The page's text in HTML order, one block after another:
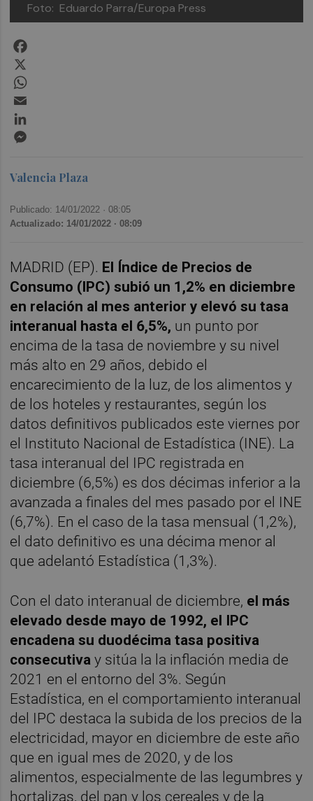
Foto: Eduardo Parra/Europa Press
Valencia Plaza
Publicado: 14/01/2022 ·08:05
Actualizado: 14/01/2022 · 08:09
MADRID (EP). El Índice de Precios de
Consumo (IPC) subió un 1,2% en diciembre
en relación al mes anterior y elevó su tasa
interanual hasta el 6,5%, un punto por
encima de la tasa de noviembre y su nivel
más alto en 29 años, debido el
encarecimiento de la luz, de los alimentos y
de los hoteles y restaurantes, según los
datos definitivos publicados este viernes por
el Instituto Nacional de Estadística (INE). La
tasa interanual del IPC registrada en
diciembre (6,5%) es dos décimas inferior a la
avanzada a finales del mes pasado por el INE
(6,7%). En el caso de la tasa mensual (1,2%),
el dato definitivo es una décima menor al
que adelantó Estadística (1,3%).
Con el dato interanual de diciembre, el más
elevado desde mayo de 1992, el IPC
encadena su duodécima tasa positiva
consecutiva y sitúa la la inflación media de
2021 en el entorno del 3%. Según
Estadística, en el comportamiento interanual
del IPC destaca la subida de los precios de la
electricidad, mayor en diciembre de este año
que en igual mes de 2020, y de los
alimentos, especialmente de las legumbres y
hortalizas, del pan y los cereales y de la